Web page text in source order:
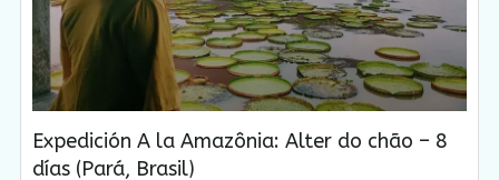
USD $1,200.00
Expedición A la Amazônia: Alter do chão – 8
días (Pará, Brasil)